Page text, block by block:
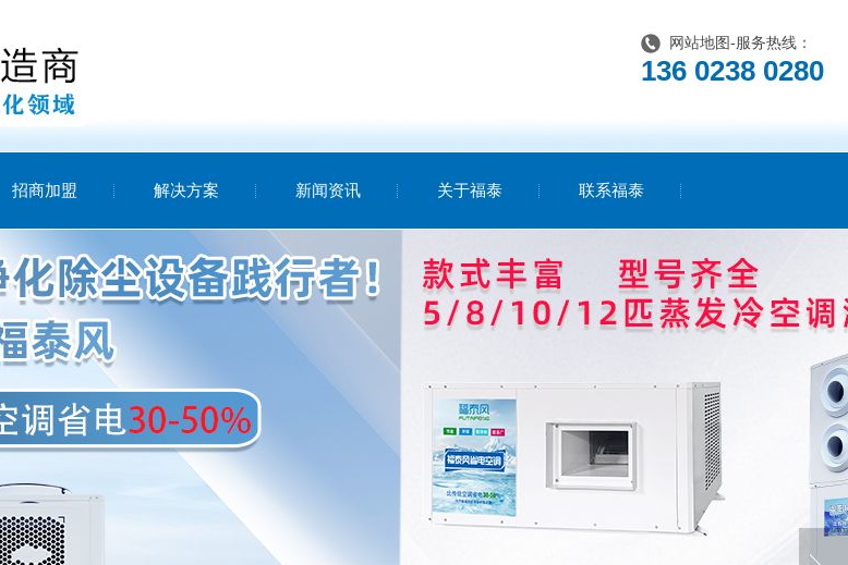
网站地图 -服务热线：
136 0238 0280
招商加盟 解决方案 新闻资讯 关于福泰 联系福泰